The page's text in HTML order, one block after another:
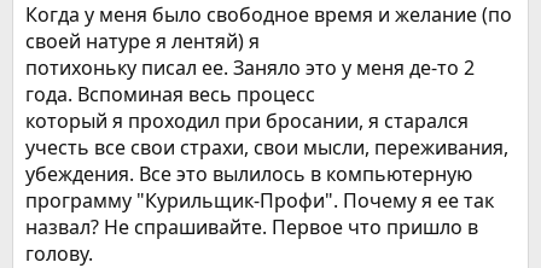
Когда у меня было свободное время и желание (по
своей натуре я лентяй) я
потихоньку писал ее. Заняло это у меня де-то 2
года. Вспоминая весь процесс
который я проходил при бросании, я старался
учесть все свои страхи, свои мысли, переживания,
убеждения. Все это вылилось в компьютерную
программу "Курильщик-Профи". Почему я ее так
назвал? Не спрашивайте. Первое что пришло в
голову.